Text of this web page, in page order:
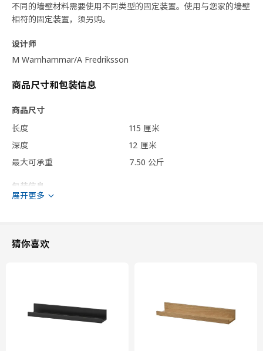
不同的墙壁材料需要使用不同类型的固定装置。使用与您家的墙壁
相符的固定装置，须另购。
设计师
M Warnhammar/A Fredriksson
商品尺寸和包装信息
商品尺寸
长度
115 厘米
深度
12 厘米
最大可承重
7.50 公斤
包装信息
长度
展开更多
猜你喜欢